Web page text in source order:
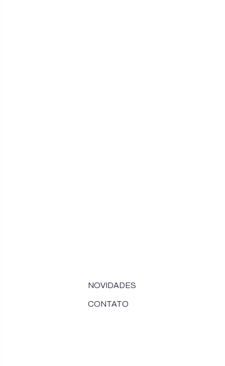
NOVIDADES
CONTATO